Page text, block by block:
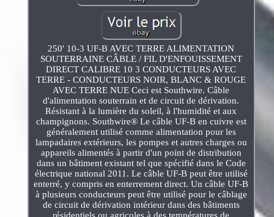
250' 10-3 UF-B AVEC TERRE ALIMENTATION
SOUTERRAINE CÂBLE / FIL D'ENFOUISSEMENT
DIRECT CALIBRE 10 3 CONDUCTEURS AVEC
TERRE - CONDUCTEURS NOIR, BLANC & ROUGE
AVEC TERRE NUE Ceci est Southwire. Câble
d'alimentation souterrain et de circuit de dérivation.
Résistant à la lumière du soleil, à l'humidité et aux
champignons. Southwire® Le câble UF-B en cuivre est
généralement utilisé comme alimentation pour les
lampadaires extérieurs, les pompes et autres charges ou
appareils alimentés à partir d'un point de distribution
dans un bâtiment existant tel que spécifié dans le Code
électrique national 2011. Le câble UF-B peut être utilisé
enterré, y compris en enterrement direct. Un câble UF-B
à plusieurs conducteurs peut être utilisé pour le câblage
de circuit de dérivation intérieur dans des bâtiments
résidentiels ou agricoles à des températures de